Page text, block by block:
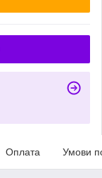
Оплата Умови